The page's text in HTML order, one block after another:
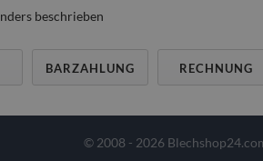
beschrieben
BARZAHLUNG RECHNUNG
© 2008 - 2026